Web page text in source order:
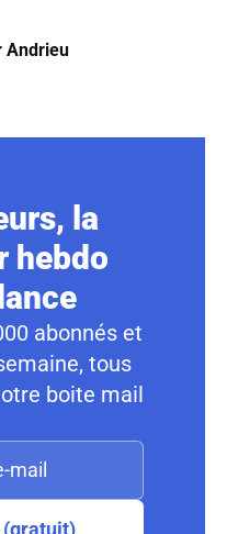
Andrieu
la
hebdo
abonnés et
tous
boite mail
(gratuit)